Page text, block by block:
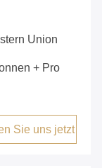
Union
+ Pro
Sie uns jetzt